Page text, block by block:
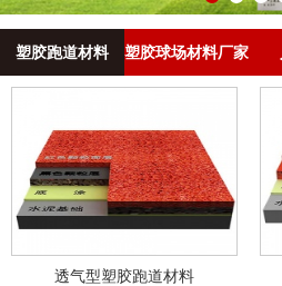
塑胶跑道材料 塑胶球场材料厂家
透气型塑胶跑道材料